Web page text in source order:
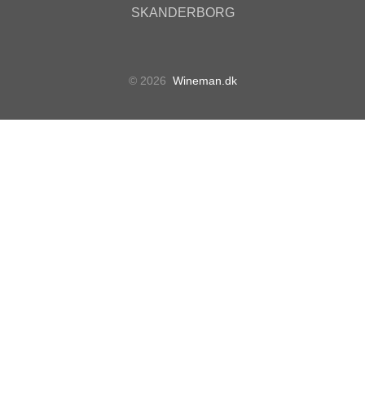
SKANDERBORG
© 2026 Wineman.dk